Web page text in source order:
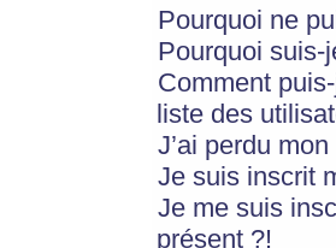
Pourquoi ne
Pourquoi suis-
Comment
liste des
J’ai perdu
Je suis inscrit
Je me suis
présent ?!